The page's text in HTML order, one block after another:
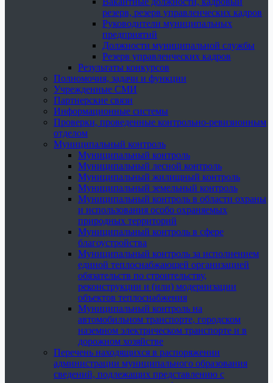
резерв, резерв управленческих кадров
Руководители муниципальных
предприятий
Должности муниципальной службы
Резерв управленческих кадров
Результаты конкурсов
Полномочия, задачи и функции
Учрежденные СМИ
Партнерские связи
Информационные системы
Проверки, проведенные контрольно-ревизионным
отделом
Муниципальный контроль
Муниципальный контроль
Муниципальный лесной контроль
Муниципальный жилищный контроль
Муниципальный земельный контроль
Муниципальный контроль в области охраны
и использования особо охраняемых
природных территорий
Муниципальный контроль в сфере
благоустройства
Муниципальный контроль за исполнением
единой теплоснабжающей организацией
обязательств по строительству,
реконструкции и (или) модернизации
объектов теплоснабжения
Муниципальный контроль на
автомобильном транспорте, городском
наземном электрическом транспорте и в
дорожном хозяйстве
Перечень находящихся в распоряжении
администрации муниципального образования
сведений, подлежащих представлению с